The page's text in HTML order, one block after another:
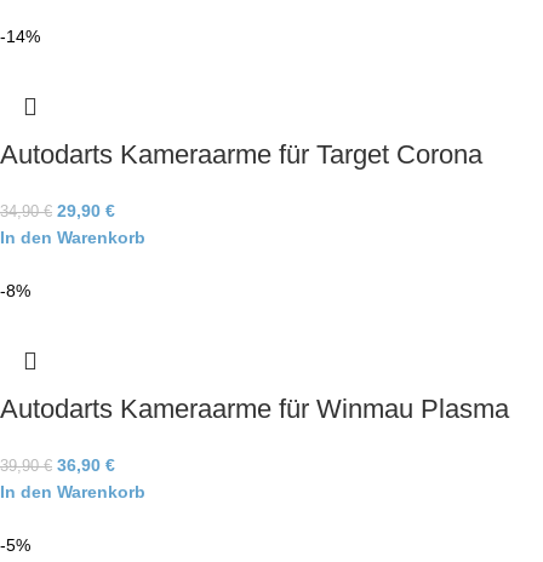
-14%
Autodarts Kameraarme für Target Corona
34,90€ 29,90 €
In den Warenkorb
-8%
Autodarts Kameraarme für Winmau Plasma
39,90€ 36,90 €
In den Warenkorb
-5%